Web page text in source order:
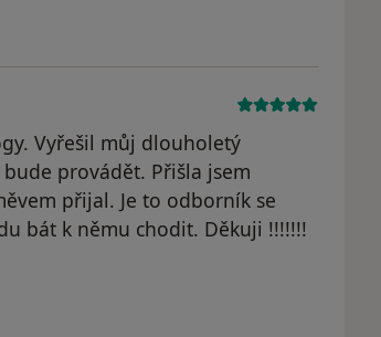
Vyřešil můj dlouholetý
provádět. Přišla jsem
přijal. Je to odborník se
bát k němu chodit. Děkuji !!!!!!!